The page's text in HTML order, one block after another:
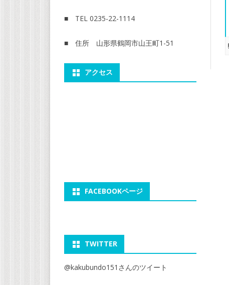
■ TEL 0235-22-1114
■ 住所 山形県鶴岡市山王町1-51
アクセス
FACEBOOKページ
TWITTER
@kakubundo151さんのツイート